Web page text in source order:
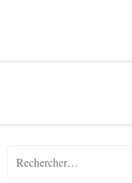
Rechercher :